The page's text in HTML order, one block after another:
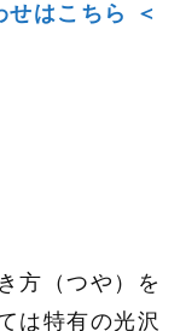
せはこちら ＜
方（つや）を
は特有の光沢